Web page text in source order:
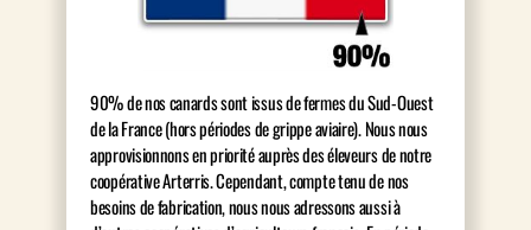
90% de nos canards sont issus de fermes du Sud-Ouest
de la France (hors périodes de grippe aviaire). Nous nous
approvisionnons en priorité auprès des éleveurs de notre
coopérative Arterris. Cependant, compte tenu de nos
besoins de fabrication, nous nous adressons aussi à